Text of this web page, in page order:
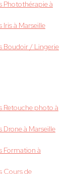
Photothérapie à
à Marseille
Boudoir / Lingerie
Retouche photo à
Drone à Marseille
Formation à
Cours de